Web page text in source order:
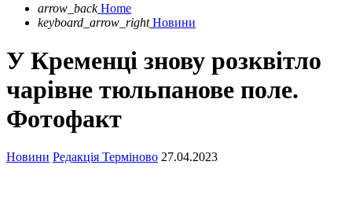
arrow_back Home
keyboard_arrow_right Новини
У Кременці знову розквітло
чарівне тюльпанове поле.
Фотофакт
Новини Редакція Терміново 27.04.2023